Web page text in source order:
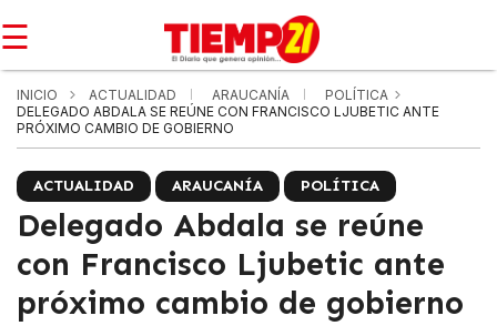
☰
INICIO ACTUALIDAD ARAUCANÍA
POLÍTICA
DELEGADO ABDALA SE REÚNE CON FRANCISCO LJUBETIC ANTE
PRÓXIMO CAMBIO DE GOBIERNO
ACTUALIDAD ARAUCANÍA POLÍTICA
Delegado Abdala se reúne
con Francisco Ljubetic ante
próximo cambio de gobierno